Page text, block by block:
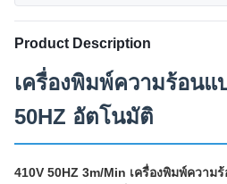
Product Description
เครื่องพิมพ์ความร้อน
50HZ อัตโนมัติ
410V 50HZ 3m/Min เครื่องพิมพ์ความ